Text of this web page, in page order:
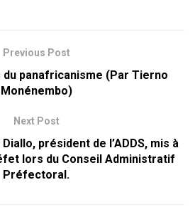
Previous Post
panafricanisme (Par Tierno
Monénembo)
Next Post
président de l’ADDS, mis à
lors du Conseil Administratif
Préfectoral.